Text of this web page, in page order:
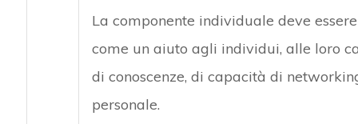
La componente individuale deve
come un aiuto agli individui, alle loro
di conoscenze, di capacità di
personale.